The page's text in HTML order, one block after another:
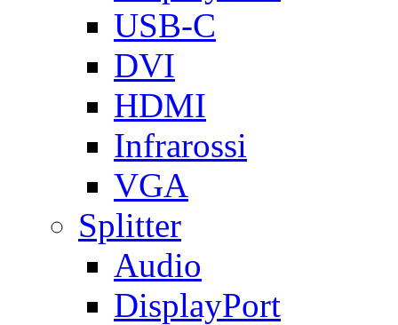
USB-C
DVI
HDMI
Infrarossi
VGA
Splitter
Audio
DisplayPort